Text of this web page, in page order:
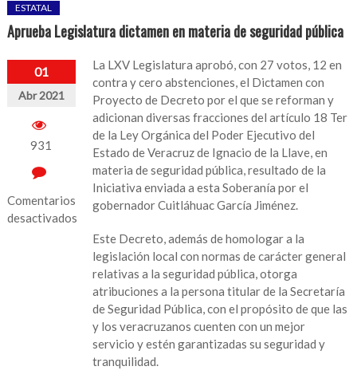
ESTATAL
Aprueba Legislatura dictamen en materia de seguridad pública
01
Abr 2021
931
Comentarios
desactivados
La LXV Legislatura aprobó, con 27 votos, 12 en
contra y cero abstenciones, el Dictamen con
Proyecto de Decreto por el que se reforman y
adicionan diversas fracciones del artículo 18 Ter
de la Ley Orgánica del Poder Ejecutivo del
Estado de Veracruz de Ignacio de la Llave, en
materia de seguridad pública, resultado de la
Iniciativa enviada a esta Soberanía por el
gobernador Cuitláhuac García Jiménez.
Este Decreto, además de homologar a la
legislación local con normas de carácter general
relativas a la seguridad pública, otorga
atribuciones a la persona titular de la Secretaría
de Seguridad Pública, con el propósito de que las
y los veracruzanos cuenten con un mejor
servicio y estén garantizadas su seguridad y
tranquilidad.